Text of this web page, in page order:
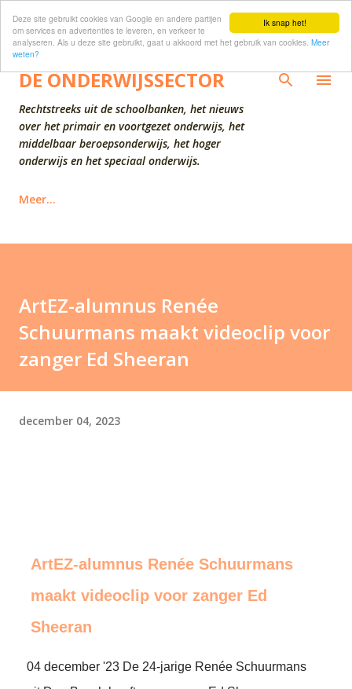
Ik snap het!
Deze site gebruikt cookies van Google en andere partijen
om services en advertenties te leveren, en verkeer te
analyseren. Als u deze site gebruikt, gaat u akkoord met het gebruik van cookies. Meer
weten?
Doorgaan naar hoofdcontent
DE ONDERWIJSSECTOR
Rechtstreeks uit de schoolbanken, het nieuws
over het primair en voortgezet onderwijs, het
middelbaar beroepsonderwijs, het hoger
onderwijs en het speciaal onderwijs.
Meer…
ArtEZ-alumnus Renée
Schuurmans maakt videoclip voor
zanger Ed Sheeran
december 04, 2023
ArtEZ-alumnus Renée Schuurmans
maakt videoclip voor zanger Ed
Sheeran
04 december '23 De 24-jarige Renée Schuurmans